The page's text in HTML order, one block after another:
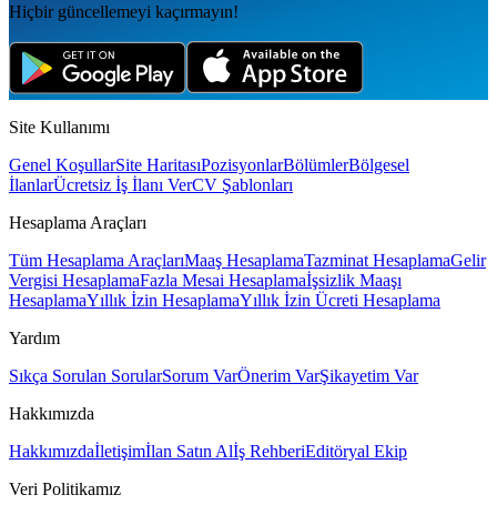
Hiçbir güncellemeyi kaçırmayın!
Site Kullanımı
Genel KoşullarSite HaritasıPozisyonlarBölümlerBölgesel
İlanlarÜcretsiz İş İlanı VerCV Şablonları
Hesaplama Araçları
Tüm Hesaplama AraçlarıMaaş HesaplamaTazminat HesaplamaGelir
Vergisi HesaplamaFazla Mesai Hesaplamaİşsizlik Maaşı
HesaplamaYıllık İzin HesaplamaYıllık İzin Ücreti Hesaplama
Yardım
Sıkça Sorulan SorularSorum VarÖnerim VarŞikayetim Var
Hakkımızda
Hakkımızdaİletişimİlan Satın Alİş RehberiEditöryal Ekip
Veri Politikamız